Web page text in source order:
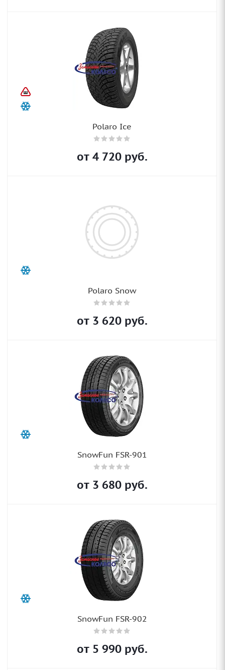
Polaro Ice
от 4 720руб.
Polaro Snow
от 3 620руб.
SnowFun FSR-901
от 3 680руб.
SnowFun FSR-902
от 5 990руб.